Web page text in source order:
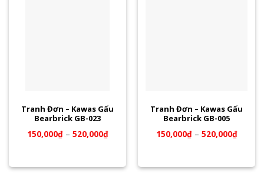
Tranh Đơn – Kawas Gấu
Bearbrick GB-023
150,000₫– 520,000₫
Tranh Đơn – Kawas Gấu
Bearbrick GB-005
150,000₫– 520,000₫